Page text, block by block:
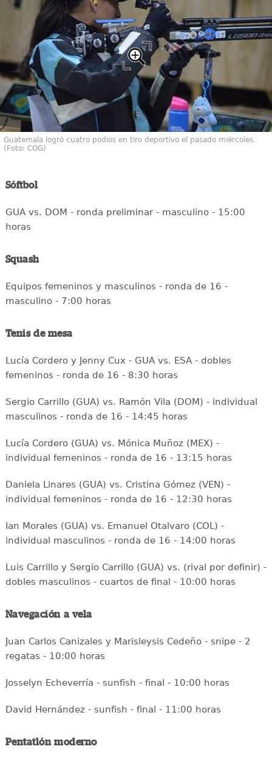
Guatemala logró cuatro podios en tiro deportivo el pasado miércoles.
(Foto: COG)
Sóftbol
GUA vs. DOM - ronda preliminar - masculino - 15:00
horas
Squash
Equipos femeninos y masculinos - ronda de 16 -
masculino - 7:00 horas
Tenis de mesa
Lucía Cordero y Jenny Cux - GUA vs. ESA - dobles
femeninos - ronda de 16 - 8:30 horas
Sergio Carrillo (GUA) vs. Ramón Vila (DOM) - individual
masculinos - ronda de 16 - 14:45 horas
Lucía Cordero (GUA) vs. Mónica Muñoz (MEX) -
individual femeninos - ronda de 16 - 13:15 horas
Daniela Linares (GUA) vs. Cristina Gómez (VEN) -
individual femeninos - ronda de 16 - 12:30 horas
Ian Morales (GUA) vs. Emanuel Otalvaro (COL) -
individual masculinos - ronda de 16 - 14:00 horas
Luis Carrillo y Sergio Carrillo (GUA) vs. (rival por definir) -
dobles masculinos - cuartos de final - 10:00 horas
Navegación a vela
Juan Carlos Canizales y Marisleysis Cedeño - snipe - 2
regatas - 10:00 horas
Josselyn Echeverría - sunfish - final - 10:00 horas
David Hernández - sunfish - final - 11:00 horas
Pentatlón moderno